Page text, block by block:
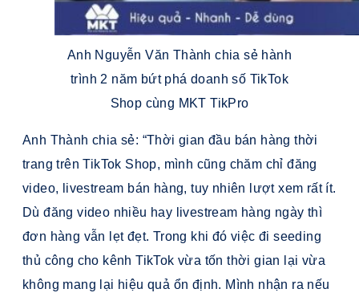
Anh Nguyễn Văn Thành chia sẻ hành
trình 2 năm bứt phá doanh số TikTok
Shop cùng MKT TikPro
Anh Thành chia sẻ: “Thời gian đầu bán hàng thời
trang trên TikTok Shop, mình cũng chăm chỉ đăng
video, livestream bán hàng, tuy nhiên lượt xem rất ít.
Dù đăng video nhiều hay livestream hàng ngày thì
đơn hàng vẫn lẹt đẹt. Trong khi đó việc đi seeding
thủ công cho kênh TikTok vừa tốn thời gian lại vừa
không mang lại hiệu quả ổn định. Mình nhận ra nếu